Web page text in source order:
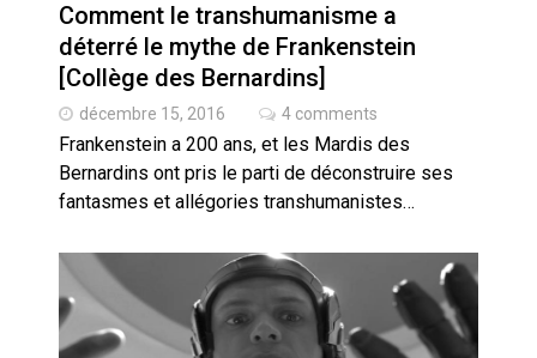
Comment le transhumanisme a
déterré le mythe de Frankenstein
[Collège des Bernardins]
décembre 15, 2016 4 comments
Frankenstein a 200 ans, et les Mardis des
Bernardins ont pris le parti de déconstruire ses
fantasmes et allégories transhumanistes…